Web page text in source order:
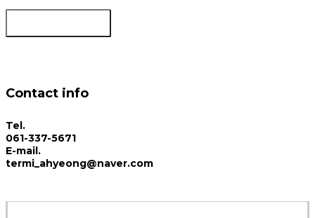
Contact info
Tel.
061-337-5671
E-mail.
termi_ahyeong@naver.com